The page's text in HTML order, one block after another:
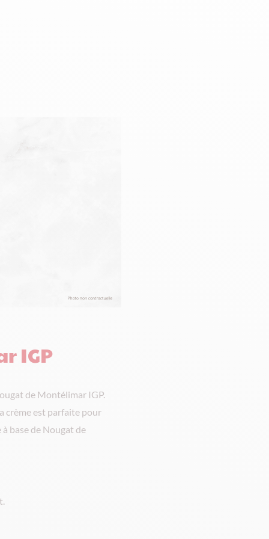
IGP
de Montélimar IGP.
crème est parfaite pour
base de Nougat de